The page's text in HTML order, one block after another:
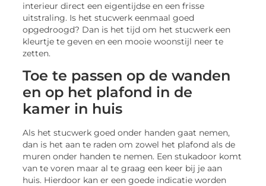
interieur direct een eigentijdse en een frisse
uitstraling. Is het stucwerk eenmaal goed
opgedroogd? Dan is het tijd om het stucwerk een
kleurtje te geven en een mooie woonstijl neer te
zetten.
Toe te passen op de wanden
en op het plafond in de
kamer in huis
Als het stucwerk goed onder handen gaat nemen,
dan is het aan te raden om zowel het plafond als de
muren onder handen te nemen. Een stukadoor komt
van te voren maar al te graag een keer bij je aan
huis. Hierdoor kan er een goede indicatie worden